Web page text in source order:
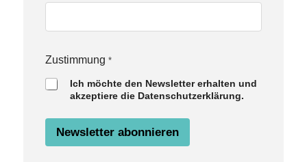
a
s
i
Zustimmung *
Ich möchte den Newsletter erhalten und
akzeptiere die Datenschutzerklärung.
Newsletter abonnieren